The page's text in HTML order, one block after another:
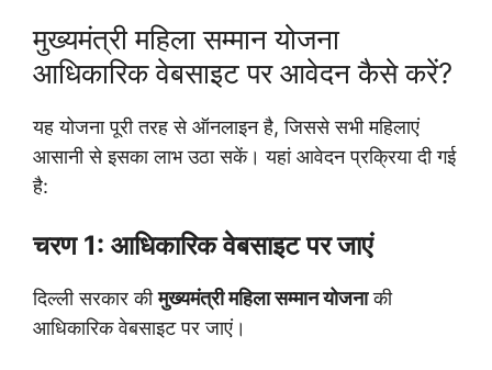
मुख्यमंत्री महिला सम्मान योजना
आधिकारिक वेबसाइट पर आवेदन कैसे करें?
यह योजना पूरी तरह से ऑनलाइन है, जिससे सभी महिलाएं
आसानी से इसका लाभ उठा सकें। यहां आवेदन प्रक्रिया दी गई
है:
चरण 1: आधिकारिक वेबसाइट पर जाएं
दिल्ली सरकार कीमुख्यमंत्री महिला सम्मान योजनाकी
आधिकारिक वेबसाइट पर जाएं।